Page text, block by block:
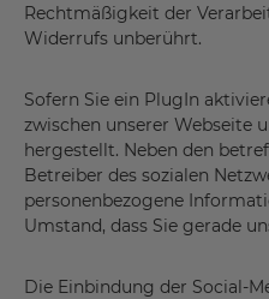
Rechtmäßigkeit der
Widerrufs unberührt.
Sofern Sie ein PlugIn
zwischen unserer Webseite
hergestellt. Neben den
Betreiber des sozialen
personenbezogene
Umstand, dass Sie gerade
Die Einbindung der Social-